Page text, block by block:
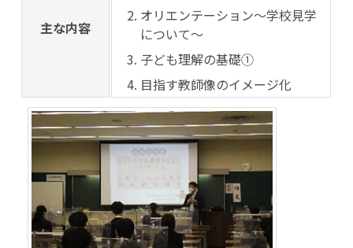
主な内容
オリエンテーション～学校見学
について～
子ども理解の基礎①
目指す教師像のイメージ化